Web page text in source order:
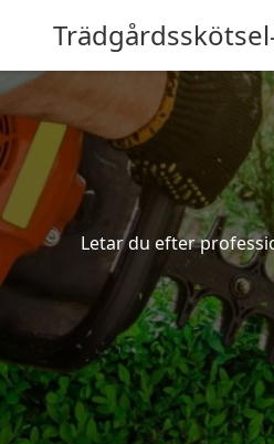
Letar du efter